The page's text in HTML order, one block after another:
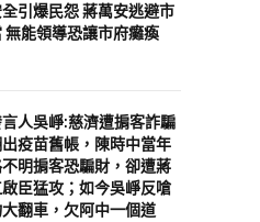
引爆民怨 蔣萬安逃避市
無能領導恐讓市府癱瘓
言人吳崢:慈濟遭掮客詐騙
疫苗舊帳，陳時中當年
明掮客恐騙財，卻遭蔣
臣猛攻；如今吳崢反嗆
翻車，欠阿中一個道